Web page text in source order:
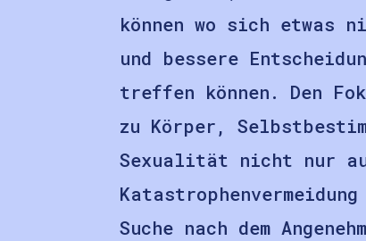
können wo sich etwas
und bessere
treffen können. Den
zu Körper,
Sexualität nicht nur
Suche nach dem